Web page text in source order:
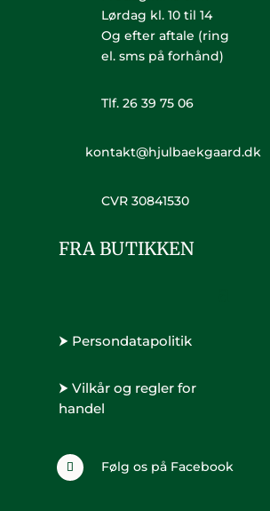
Lørdag kl. 10 til 14
Og efter aftale (ring
el. sms på forhånd)
Tlf. 26 39 75 06
kontakt@hjulbaekgaard.dk
CVR 30841530
FRA BUTIKKEN
⮞ Persondatapolitik
⮞ Vilkår og regler for
handel